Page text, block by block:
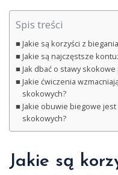
Spis treści
Jakie są korzyści z
Jakie są najczęstsze
Jak dbać o stawy
Jakie ćwiczenia
skokowych?
Jakie obuwie biegowe
skokowych?
Jakie są